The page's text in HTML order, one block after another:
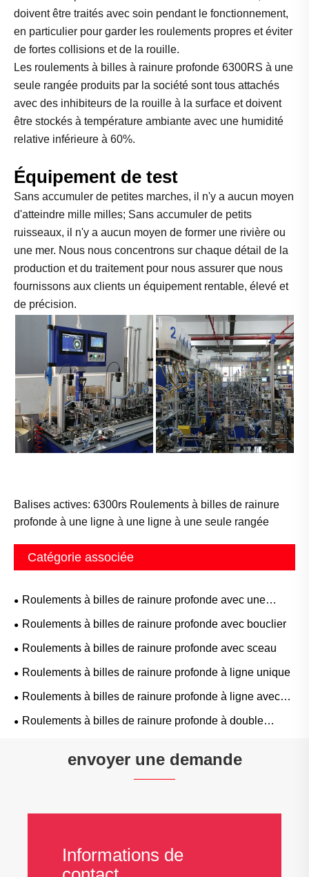
doivent être traités avec soin pendant le fonctionnement,
en particulier pour garder les roulements propres et éviter
de fortes collisions et de la rouille.
Les roulements à billes à rainure profonde 6300RS à une
seule rangée produits par la société sont tous attachés
avec des inhibiteurs de la rouille à la surface et doivent
être stockés à température ambiante avec une humidité
relative inférieure à 60%.
Équipement de test
Sans accumuler de petites marches, il n'y a aucun moyen
d'atteindre mille milles; Sans accumuler de petits
ruisseaux, il n'y a aucun moyen de former une rivière ou
une mer. Nous nous concentrons sur chaque détail de la
production et du traitement pour nous assurer que nous
fournissons aux clients un équipement rentable, élevé et
de précision.
Balises actives: 6300rs Roulements à billes de rainure
profonde à une ligne à une ligne à une seule rangée
Catégorie associée
Roulements à billes de rainure profonde avec une
rainure à anneau
Roulements à billes de rainure profonde avec bouclier
Roulements à billes de rainure profonde avec sceau
Roulements à billes de rainure profonde à ligne unique
Roulements à billes de rainure profonde à ligne avec
des emplacements de remplissage
Roulements à billes de rainure profonde à double
envoyer une demande
Informations de